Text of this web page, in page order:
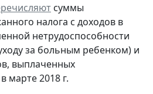
суммы
налога с доходов в
нетрудоспособности
за больным ребенком) и
выплаченных
марте 2018 г.